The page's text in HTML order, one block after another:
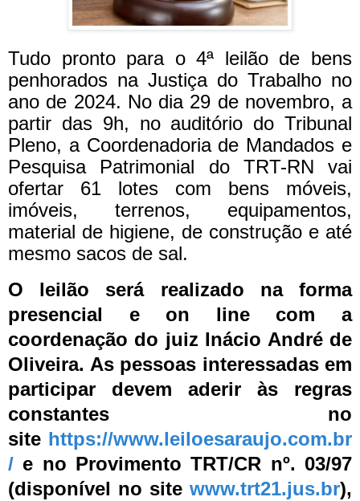
Tudo pronto para o 4ª leilão de bens
penhorados na Justiça do Trabalho no
ano de 2024. No dia 29 de novembro, a
partir das 9h, no auditório do Tribunal
Pleno, a Coordenadoria de Mandados e
Pesquisa Patrimonial do TRT-RN vai
ofertar 61 lotes com bens móveis,
imóveis, terrenos, equipamentos,
material de higiene, de construção e até
mesmo sacos de sal.
O leilão será realizado na forma
presencial e on line com a
coordenação do juiz Inácio André de
Oliveira. As pessoas interessadas em
participar devem aderir às regras
constantes no
site https://www.leiloesaraujo.com.br
/ e no Provimento TRT/CR nº. 03/97
(disponível no site www.trt21.jus.br),